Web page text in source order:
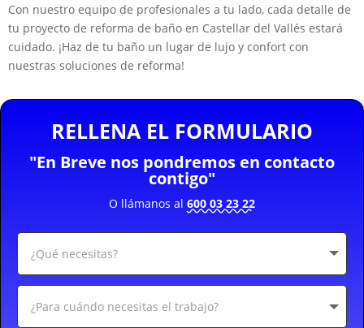
Con nuestro equipo de profesionales a tu lado, cada detalle de
tu proyecto de reforma de baño en Castellar del Vallés estará
cuidado. ¡Haz de tu baño un lugar de lujo y confort con
nuestras soluciones de reforma!
RELLENA EL FORMULARIO
"En Breve nos pondremos en contacto
contigo"
O llámanos al 600 03 23 22